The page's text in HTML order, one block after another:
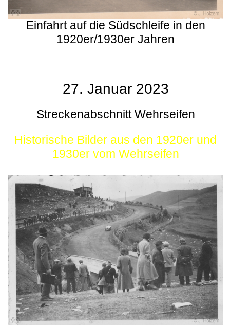
Einfahrt auf die Südschleife in den
1920er/1930er Jahren
27. Januar 2023
Streckenabschnitt Wehrseifen
Historische Bilder aus den 1920er und
1930er vom Wehrseifen